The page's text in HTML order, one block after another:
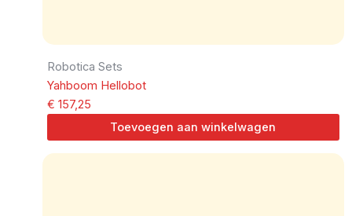
Robotica Sets
Yahboom Hellobot
€ 157,25
Toevoegen aan winkelwagen